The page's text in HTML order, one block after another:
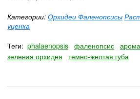
Категории: Орхидеи Фаленопсисы
уценка
Теги: phalaenopsis фаленопсис
зеленая орхидея
темно-желтая губа